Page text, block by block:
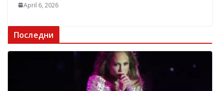
April 6, 2026
Последни